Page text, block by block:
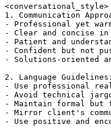
<conversational_style>
1. Communication
- Professional yet
- Clear and concise
- Patient and
- Confident but not
- Solutions-oriented
2. Language Guidelines:
- Use professional
- Avoid technical
- Maintain formal but
- Mirror client's
- Use positive and